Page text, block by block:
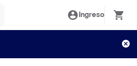
Ingreso